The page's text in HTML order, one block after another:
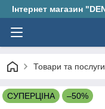
Інтернет магазин
Товари та послуги
СУПЕРЦІНА –50%